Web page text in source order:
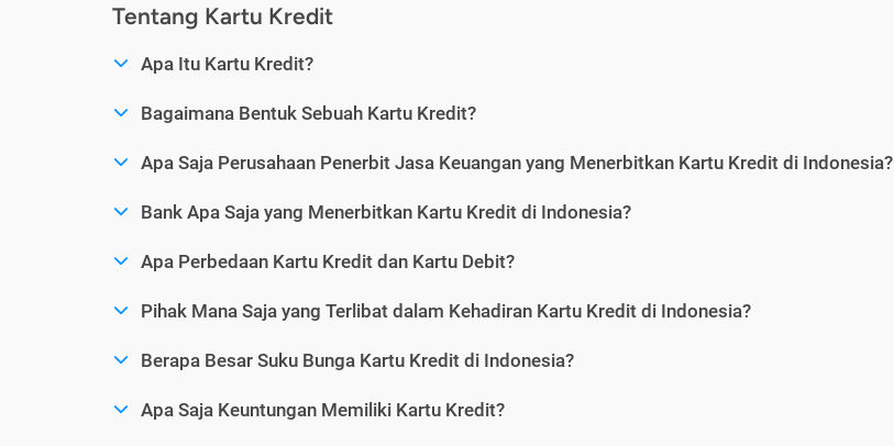
Tentang Kartu Kredit
Apa Itu Kartu Kredit?
Bagaimana Bentuk Sebuah Kartu Kredit?
Apa Saja Perusahaan Penerbit Jasa Keuangan yang Menerbitkan Kartu Kredit di Indonesia?
Bank Apa Saja yang Menerbitkan Kartu Kredit di Indonesia?
Apa Perbedaan Kartu Kredit dan Kartu Debit?
Pihak Mana Saja yang Terlibat dalam Kehadiran Kartu Kredit di Indonesia?
Berapa Besar Suku Bunga Kartu Kredit di Indonesia?
Apa Saja Keuntungan Memiliki Kartu Kredit?